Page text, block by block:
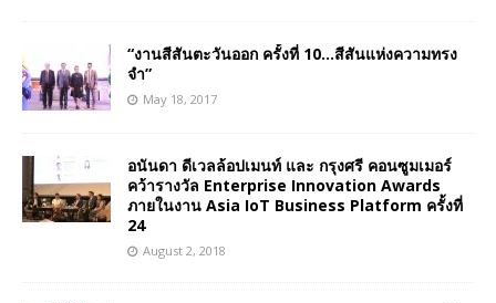
“งานสีสันตะวันออก ครั้งที่ 10…สีสันแห่งความทรง
จำ”
May 18, 2017
อนันดา ดีเวลล้อปเมนท์ และ กรุงศรี คอนซูมเมอร์
คว้ารางวัล Enterprise Innovation Awards
ภายในงาน Asia IoT Business Platform ครั้งที่
24
August 2, 2018